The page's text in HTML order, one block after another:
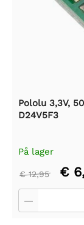
Pololu 3,3V,
D24V5F3
På lager
€ 12,95 €